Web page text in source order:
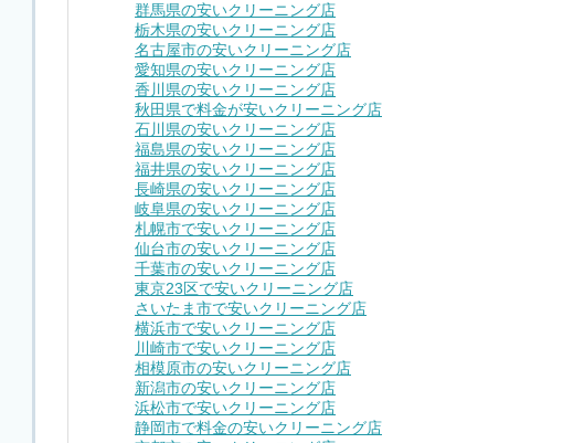
群馬県の安いクリーニング店
栃木県の安いクリーニング店
名古屋市の安いクリーニング店
愛知県の安いクリーニング店
香川県の安いクリーニング店
秋田県で料金が安いクリーニング店
石川県の安いクリーニング店
福島県の安いクリーニング店
福井県の安いクリーニング店
長崎県の安いクリーニング店
岐阜県の安いクリーニング店
札幌市で安いクリーニング店
仙台市の安いクリーニング店
千葉市の安いクリーニング店
東京23区で安いクリーニング店
さいたま市で安いクリーニング店
横浜市で安いクリーニング店
川崎市で安いクリーニング店
相模原市の安いクリーニング店
新潟市の安いクリーニング店
浜松市で安いクリーニング店
静岡市で料金の安いクリーニング店